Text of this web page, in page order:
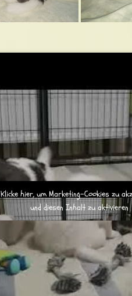
Klicke hier, um Marketing-Cookies zu
und diesen Inhalt zu aktivieren